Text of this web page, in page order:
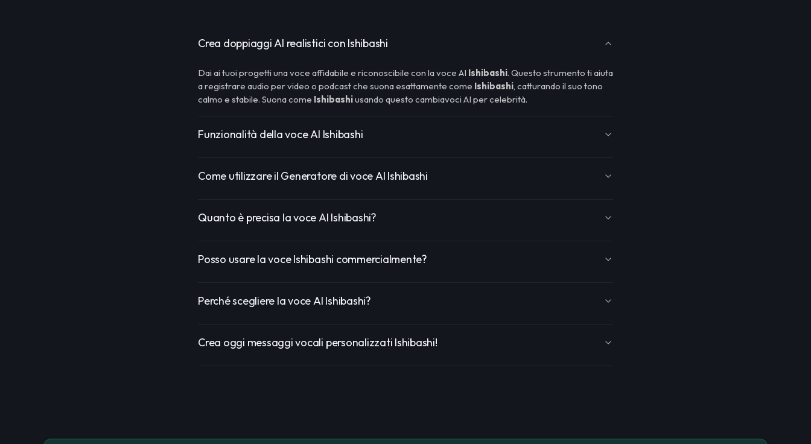
Crea doppiaggi AI realistici con Ishibashi
Dai ai tuoi progetti una voce affidabile e riconoscibile con la voce AI Ishibashi. Questo strumento ti aiuta
a registrare audio per video o podcast che suona esattamente come Ishibashi, catturando il suo tono
calmo e stabile. Suona come Ishibashiusando questo cambiavoci AI per celebrità.
Funzionalità della voce AI Ishibashi
Come utilizzare il Generatore di voce AI Ishibashi
Quanto è precisa la voce AI Ishibashi?
Posso usare la voce Ishibashi commercialmente?
Perché scegliere la voce AI Ishibashi?
Crea oggi messaggi vocali personalizzati Ishibashi!